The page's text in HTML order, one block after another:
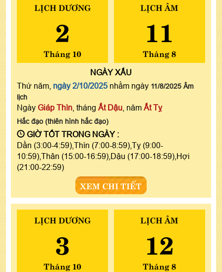
LỊCH DƯƠNG
2
Tháng 10
LỊCH ÂM
11
Tháng 8
NGÀYXẤU
Thứ năm, ngày 2/10/2025 nhằm ngày 11/8/2025 Âm
lịch
Ngày Giáp Thìn , tháng Ất Dậu , năm Ất Tỵ
Hắc đạo (thiên hình hắc đạo)
GIỜ TỐT TRONG NGÀY :
Dần (3:00-4:59),Thìn (7:00-8:59),Tỵ (9:00-
10:59),Thân (15:00-16:59),Dậu (17:00-18:59),Hợi
(21:00-22:59)
XEM CHI TIẾT
LỊCH DƯƠNG
3
Tháng 10
LỊCH ÂM
12
Tháng 8